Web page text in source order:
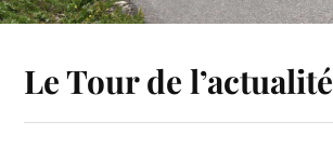
Le Tour de l’actualité